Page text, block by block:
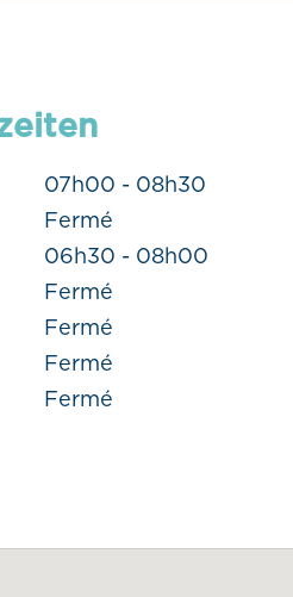
07h00 - 08h30
Fermé
06h30 - 08h00
Fermé
Fermé
Fermé
Fermé